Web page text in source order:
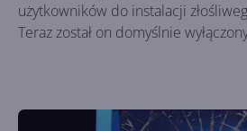
użytkowników do instalacji
Teraz został on domyślnie